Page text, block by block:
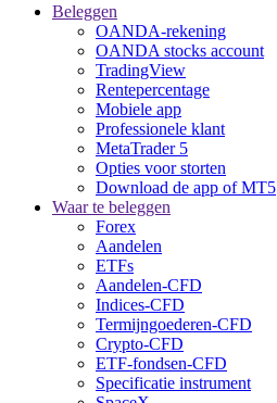
Beleggen
OANDA-rekening
OANDA stocks account
TradingView
Rentepercentage
Mobiele app
Professionele klant
MetaTrader 5
Opties voor storten
Download de app of MT5
Waar te beleggen
Forex
Aandelen
ETFs
Aandelen-CFD
Indices-CFD
Termijngoederen-CFD
Crypto-CFD
ETF-fondsen-CFD
Specificatie instrument